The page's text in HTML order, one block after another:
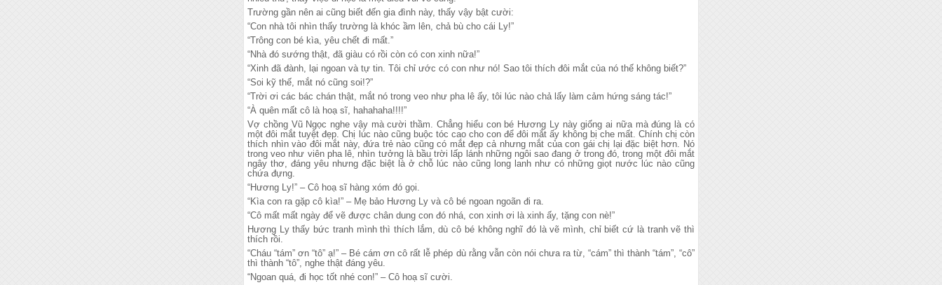
Trường gần nên ai cũng biết đến gia đình này, thấy vậy bật cười:
“Con nhà tôi nhìn thấy trường là khóc ầm lên, chả bù cho cái Ly!”
“Trông con bé kìa, yêu chết đi mất.”
“Nhà đó sướng thật, đã giàu có rồi còn có con xinh nữa!”
“Xinh đã đành, lại ngoan và tự tin. Tôi chỉ ước có con như nó! Sao tôi thích đôi mắt của nó thế không biết?”
“Soi kỹ thế, mắt nó cũng soi!?”
“Trời ơi các bác chán thật, mắt nó trong veo như pha lê ấy, tôi lúc nào chả lấy làm cảm hứng sáng tác!”
“À quên mất cô là hoạ sĩ, hahahaha!!!!”
Vợ chồng Vũ Ngọc nghe vậy mà cười thầm. Chẳng hiểu con bé Hương Ly này giống ai nữa mà đúng là có
một đôi mắt tuyệt đẹp. Chị lúc nào cũng buộc tóc cao cho con để đôi mắt ấy không bị che mất. Chính chị còn
thích nhìn vào đôi mắt này, đứa trẻ nào cũng có mắt đẹp cả nhưng mắt của con gái chị lại đặc biệt hơn. Nó
trong veo như viên pha lê, nhìn tưởng là bầu trời lấp lánh những ngôi sao đang ở trong đó, trong một đôi mắt
ngây thơ, đáng yêu nhưng đặc biệt là ở chỗ lúc nào cũng long lanh như có những giọt nước lúc nào cũng
chứa đựng.
“Hương Ly!” – Cô hoạ sĩ hàng xóm đó gọi.
“Kìa con ra gặp cô kìa!” – Mẹ bảo Hương Ly và cô bé ngoan ngoãn đi ra.
“Cô mất mất ngày để vẽ được chân dung con đó nhá, con xinh ơi là xinh ấy, tặng con nè!”
Hương Ly thấy bức tranh mình thì thích lắm, dù cô bé không nghĩ đó là vẽ mình, chỉ biết cứ là tranh vẽ thì
thích rồi.
“Cháu “tám” ơn “tô” ạ!” – Bé cám ơn cô rất lễ phép dù rằng vẫn còn nói chưa ra từ, “cám” thì thành “tám”, “cô”
thì thành “tô”, nghe thật đáng yêu.
“Ngoan quá, đi học tốt nhé con!” – Cô hoạ sĩ cười.